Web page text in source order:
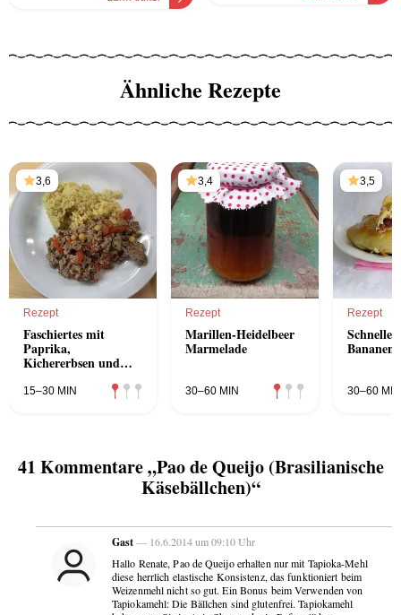
Ähnliche Rezepte
3,6
Rezept
Faschiertes mit
Paprika,
Kichererbsen und
15–30 MIN
3,4
Rezept
Marillen-Heidelbeer
Marmelade
30–60 MIN
3,5
Rezept
Schneller
30–60 MIN
41 Kommentare „Pao de Queijo (Brasilianische
Käsebällchen)“
Gast— 16.6.2014 um 09:10 Uhr
Hallo Renate, Pao de Queijo erhalten nur mit Tapioka-Mehl
diese herrlich elastische Konsistenz, das funktioniert beim
Weizenmehl nicht so gut. Ein Bonus beim Verwenden von
Tapiokamehl: Die Bällchen sind glutenfrei. Tapiokamehl